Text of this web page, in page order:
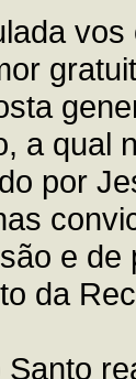
a qual
por
e de
da